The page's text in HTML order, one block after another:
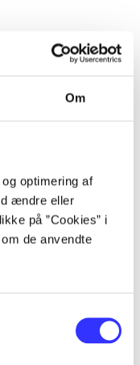
Om
optimering af
ændre eller
på ”Cookies” i
de anvendte